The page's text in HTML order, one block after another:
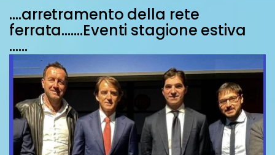
….arretramento della rete
ferrata….…Eventi stagione estiva
……